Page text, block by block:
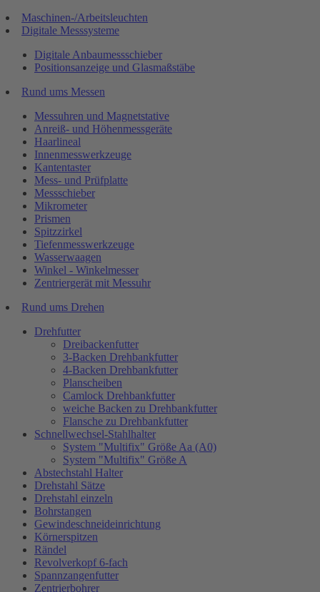
Maschinen-/Arbeitsleuchten
Digitale Messsysteme
Digitale Anbaumessschieber
Positionsanzeige und Glasmaßstäbe
Rund ums Messen
Messuhren und Magnetstative
Anreiß- und Höhenmessgeräte
Haarlineal
Innenmesswerkzeuge
Kantentaster
Mess- und Prüfplatte
Messschieber
Mikrometer
Prismen
Spitzzirkel
Tiefenmesswerkzeuge
Wasserwaagen
Winkel - Winkelmesser
Zentriergerät mit Messuhr
Rund ums Drehen
Drehfutter
Dreibackenfutter
3-Backen Drehbankfutter
4-Backen Drehbankfutter
Planscheiben
Camlock Drehbankfutter
weiche Backen zu Drehbankfutter
Flansche zu Drehbankfutter
Schnellwechsel-Stahlhalter
System "Multifix" Größe Aa (A0)
System "Multifix" Größe A
Abstechstahl Halter
Drehstahl Sätze
Drehstahl einzeln
Bohrstangen
Gewindeschneideinrichtung
Körnerspitzen
Rändel
Revolverkopf 6-fach
Spannzangenfutter
Zentrierbohrer